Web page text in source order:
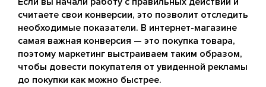
считаете свои конверсии, это позволит отследить
необходимые показатели. В интернет-магазине
самая важная конверсия — это покупка товара,
поэтому маркетинг выстраиваем таким образом,
чтобы довести покупателя от увиденной рекламы
до покупки как можно быстрее.